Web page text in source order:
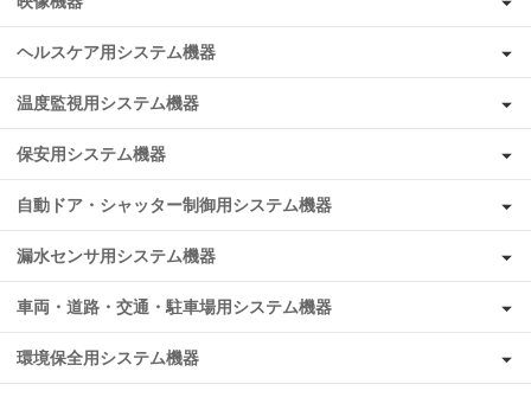
ヘルスケア用システム機器
温度監視用システム機器
保安用システム機器
自動ドア・シャッター制御用システム機器
漏水センサ用システム機器
車両・道路・交通・駐車場用システム機器
環境保全用システム機器